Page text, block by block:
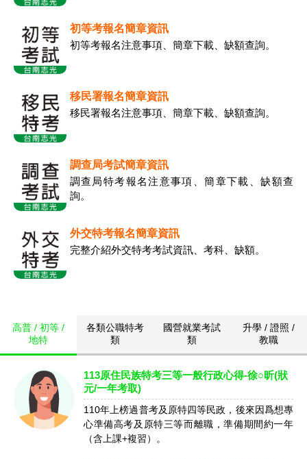
初等考報名簡章資訊
初等考報名注意事項、簡章下載、缺額查詢。
移民署報名簡章資訊
移民署報名注意事項、簡章下載、缺額查詢。
調查局考試簡章資訊
調查局特考報名注意事項、簡章下載、缺額查
詢。
外交特考報名簡章資訊
完整介紹外交特考考試資訊、考科、缺額。
高普 / 初等 /
地特
各類公職特考
類
國營就業考試
類
升學 / 證照 /
教職
113原住民族特考三等一般行政心得-徐○昕(狀
元/一年考取)
110年上榜過普考及原特四等民政，後來因爲想專
心準備高考及原特三等而離職，準備期間約一年
（含上課+複習）。